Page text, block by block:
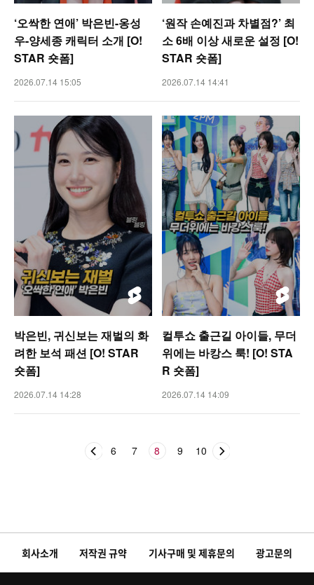
‘오싹한 연애’ 박은빈-옹성
우-양세종 캐릭터 소개 [O!
STAR 숏폼]
2026.07.14 15:05
‘원작 손예진과 차별점?’ 최
소 6배 이상 새로운 설정 [O!
STAR 숏폼]
2026.07.14 14:41
박은빈, 귀신보는 재벌의 화
려한 보석 패션 [O! STAR
숏폼]
2026.07.14 14:28
컬투쇼 출근길 아이들, 무더
위에는 바캉스 룩! [O! STA
R 숏폼]
2026.07.14 14:09
6 7 8 9 10
회사소개 저작권 규약 기사구매 및 제휴문의 광고문의